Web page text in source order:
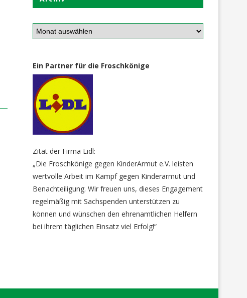
Ein Partner für die Froschkönige
Zitat der Firma Lidl:
„Die Froschkönige gegen KinderArmut e.V. leisten
wertvolle Arbeit im Kampf gegen Kinderarmut und
Benachteiligung. Wir freuen uns, dieses Engagement
regelmäßig mit Sachspenden unterstützen zu
können und wünschen den ehrenamtlichen Helfern
bei ihrem täglichen Einsatz viel Erfolg!“